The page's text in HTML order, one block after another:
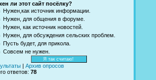
ли этот сайт посёлку?
Нужен,как источник информации.
Нужен, для общения в форуме.
Нужен, как источник новостей.
Нужен, для обсуждения сельских проблем.
Пусть будет, для прикола.
Совсем не нужен.
Архив опросов
ответов: 78